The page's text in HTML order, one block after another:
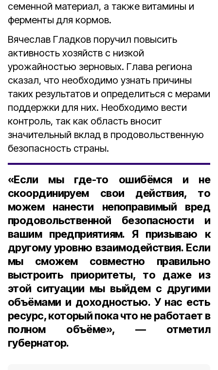
семенной материал, а также витамины и
ферменты для кормов.
Вячеслав Гладков поручил повысить
активность хозяйств с низкой
урожайностью зерновых. Глава региона
сказал, что необходимо узнать причины
таких результатов и определиться с мерами
поддержки для них. Необходимо вести
контроль, так как область вносит
значительный вклад в продовольственную
безопасность страны.
«Если мы где-то ошибёмся и не
скоординируем свои действия, то
можем нанести непоправимый вред
продовольственной безопасности и
вашим предприятиям. Я призываю к
другому уровню взаимодействия. Если
мы сможем совместно правильно
выстроить приоритеты, то даже из
этой ситуации мы выйдем с другими
объёмами и доходностью. У нас есть
ресурс, который пока что не работает в
полном объёме», — отметил
губернатор.